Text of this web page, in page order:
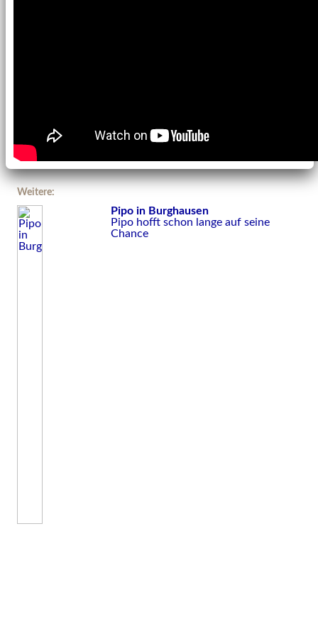
Weitere:
Pipo in Burghausen
Pipo hofft schon lange auf seine
Chance